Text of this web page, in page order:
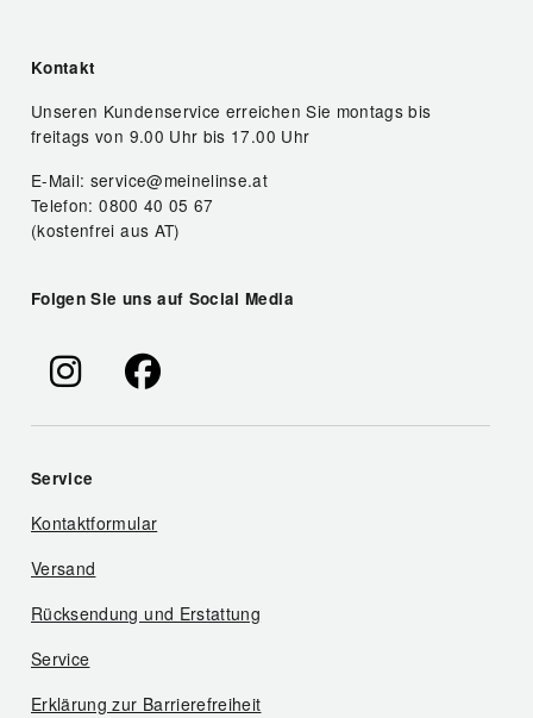
Kontakt
Unseren Kundenservice erreichen Sie montags bis
freitags von 9.00 Uhr bis 17.00 Uhr
E-Mail: service@meinelinse.at
Telefon: 0800 40 05 67
(kostenfrei aus AT)
Folgen Sie uns auf Social Media
Service
Kontaktformular
Versand
Rücksendung und Erstattung
Service
Erklärung zur Barrierefreiheit